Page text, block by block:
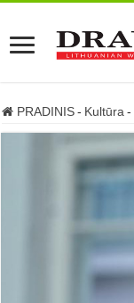
PRADINIS - Kultūra -